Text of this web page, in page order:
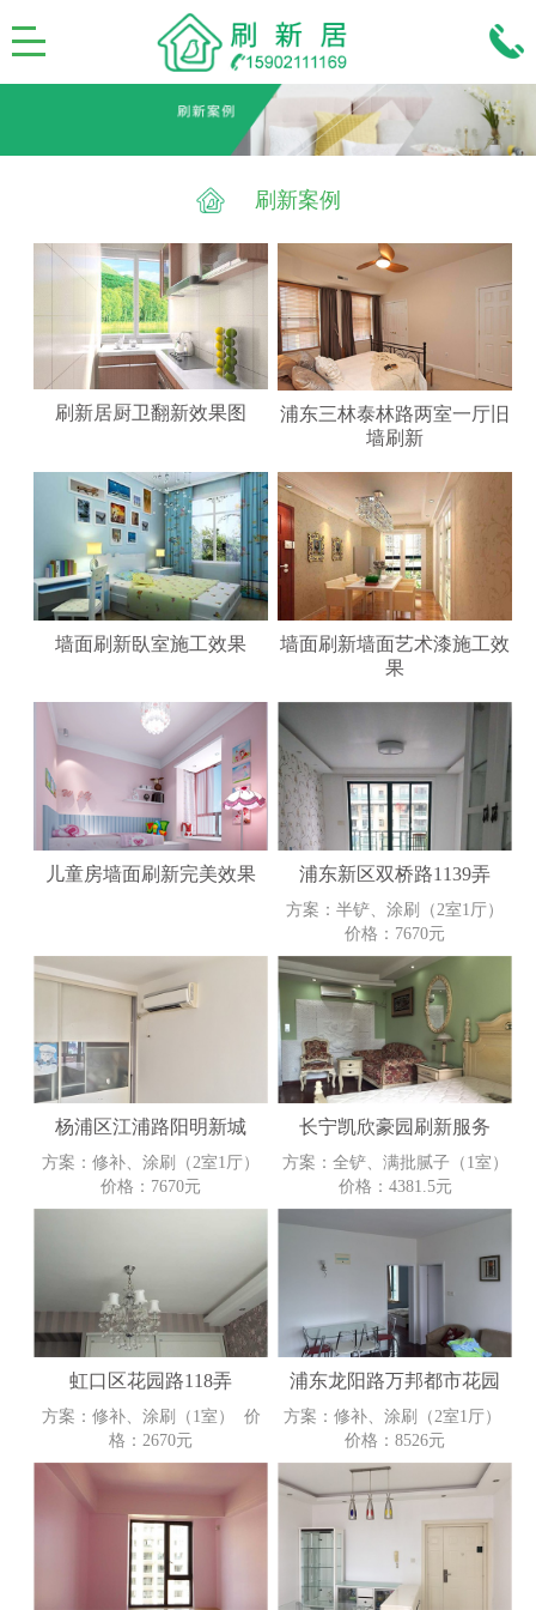
刷新案例
刷新居厨卫翻新效果图
浦东三林泰林路两室一厅旧
墙刷新
墙面刷新臥室施工效果
墙面刷新墙面艺术漆施工效
果
儿童房墙面刷新完美效果 浦东新区双桥路1139弄
方案：半铲、涂刷（2室1厅）
价格：7670元
杨浦区江浦路阳明新城
方案：修补、涂刷（2室1厅）
价格：7670元
长宁凯欣豪园刷新服务
方案：全铲、满批腻子（1室）
价格：4381.5元
虹口区花园路118弄
方案：修补、涂刷（1室） 价
格：2670元
浦东龙阳路万邦都市花园
方案：修补、涂刷（2室1厅）
价格：8526元